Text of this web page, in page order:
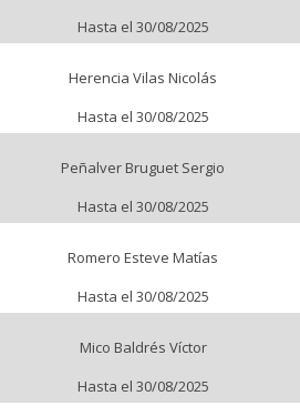
Hasta el 30/08/2025
Herencia Vilas Nicolás
Hasta el 30/08/2025
Peñalver Bruguet Sergio
Hasta el 30/08/2025
Romero Esteve Matías
Hasta el 30/08/2025
Mico Baldrés Víctor
Hasta el 30/08/2025